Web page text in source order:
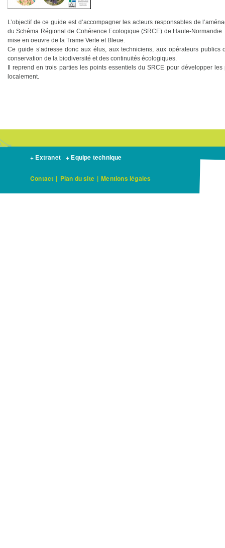
L’objectif de ce guide est d’accompagner les acteurs responsables de
du Schéma Régional de Cohérence Ecologique (SRCE) de Haute-
mise en oeuvre de la Trame Verte et Bleue.
Ce guide s’adresse donc aux élus, aux techniciens, aux opérateurs
conservation de la biodiversité et des continuités écologiques.
Il reprend en trois parties les points essentiels du SRCE pour développer
localement.
+ Extranet + Equipe technique
Contact | Plan du site | Mentions légales